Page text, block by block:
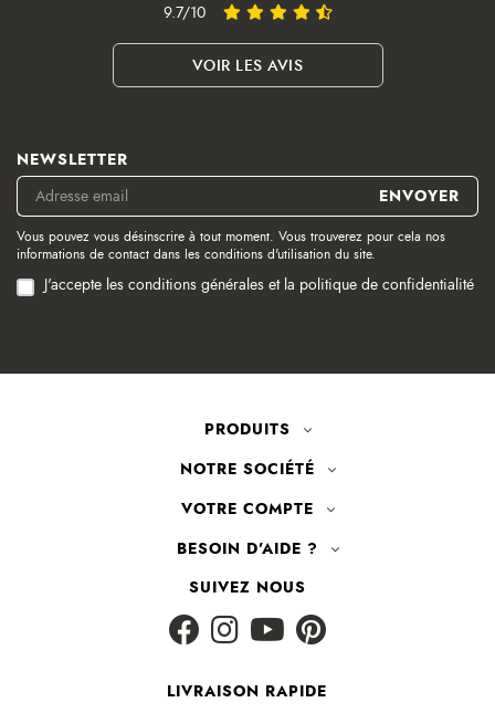
9.7/10
VOIR LES AVIS
NEWSLETTER
Vous pouvez vous désinscrire à tout moment. Vous trouverez pour cela nos
informations de contact dans les conditions d'utilisation du site.
J'accepte les conditions générales et la politique de confidentialité
PRODUITS
NOTRE SOCIÉTÉ
VOTRE COMPTE
BESOIN D'AIDE ?
SUIVEZ NOUS
LIVRAISON RAPIDE